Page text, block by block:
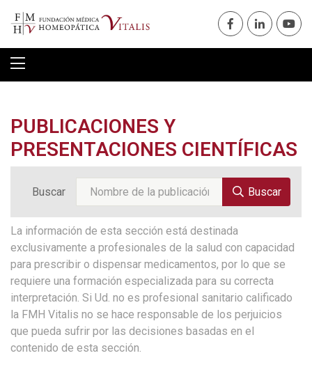
PUBLICACIONES Y
PRESENTACIONES CIENTÍFICAS
Buscar Buscar
La información de esta sección está destinada
exclusivamente a profesionales de la salud con capacidad
para prescribir o dispensar medicamentos, por lo que se
requiere una formación especializada para su correcta
interpretación. Si Ud. no es profesional sanitario calificado
la FMH Vitalis no se hace responsable de los perjuicios
que pueda sufrir por las decisiones basadas en el
contenido de esta sección.